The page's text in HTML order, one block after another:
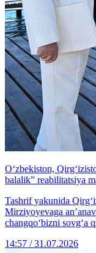
O‘zbekiston,
balalik” reabilitatsiya
Tashrif yakunida
Mirziyoyevaga
changqo‘bizni sovg‘a
14:57 / 31.07.2026